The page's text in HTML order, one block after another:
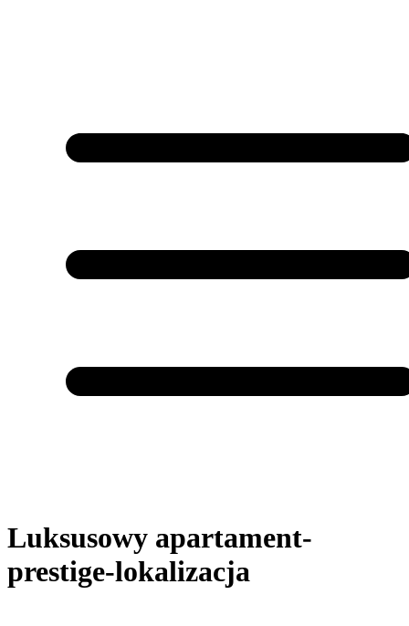
Luksusowy apartament-
prestige-lokalizacja